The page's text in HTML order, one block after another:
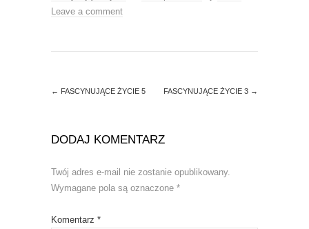
i
n
w
o
w
s
i
w
d
o
Leave a comment
← FASCYNUJĄCE ŻYCIE 5 FASCYNUJĄCE ŻYCIE 3 →
DODAJ KOMENTARZ
Twój adres e-mail nie zostanie opublikowany.
Wymagane pola są oznaczone *
Komentarz *